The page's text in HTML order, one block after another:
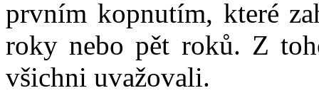
prvním kopnutím, které
roky nebo pět roků. Z
všichni uvažovali.